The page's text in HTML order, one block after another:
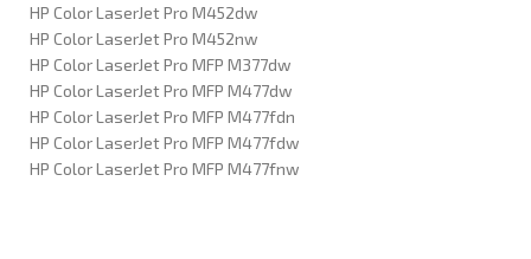
HP Color LaserJet Pro M452dw
HP Color LaserJet Pro M452nw
HP Color LaserJet Pro MFP M377dw
HP Color LaserJet Pro MFP M477dw
HP Color LaserJet Pro MFP M477fdn
HP Color LaserJet Pro MFP M477fdw
HP Color LaserJet Pro MFP M477fnw